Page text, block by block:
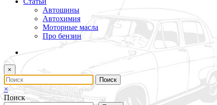
Автошины
Автохимия
Моторные масла
Про бензин
×
×
Поиск